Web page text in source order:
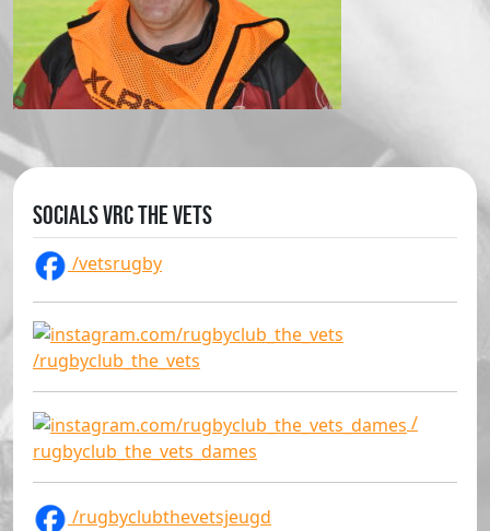
Socials VRC The Vets
/vetsrugby
/rugbyclub_the_vets
/
rugbyclub_the_vets_dames
/rugbyclubthevetsjeugd